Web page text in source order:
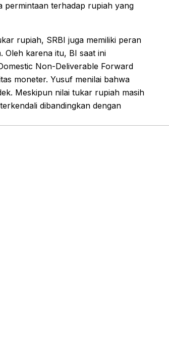
permintaan terhadap rupiah yang
rupiah, SRBI juga memiliki peran
Oleh karena itu, BI saat ini
Non-Deliverable Forward
moneter. Yusuf menilai bahwa
Meskipun nilai tukar rupiah masih
dibandingkan dengan